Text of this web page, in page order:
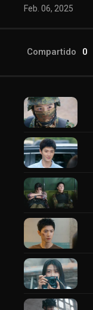
Feb. 06, 2025
Compartido 0